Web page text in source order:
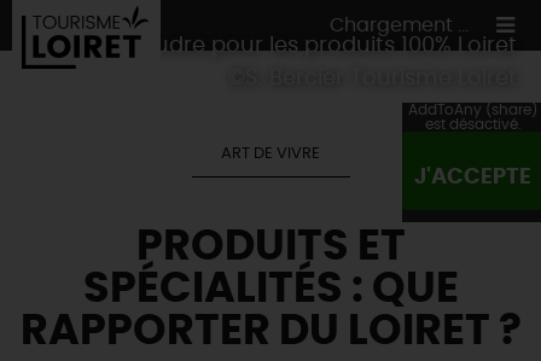
Chargement ...
VOS ENVIES
LES INCONTOURNABLESMADE IN LOIRET
HÉBERGEMENTS
HÉBERGEMENTS
INSOLITES
CULTURE
NATURE
EN MODE CIRCUITS & BALADES
Coup de foudre pour les produits 100% Loiret
ART DE VIVRE
PRODUITS ET
SPÉCIALITÉS : QUE
RAPPORTER DU LOIRET ?
AddToAny (share)
est désactivé.
J'ACCEPTE